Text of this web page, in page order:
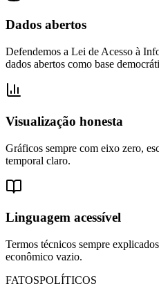
Dados abertos
Defendemos a Lei de Acesso à
dados abertos como base
Visualização honesta
Gráficos sempre com eixo zero,
temporal claro.
Linguagem acessível
Termos técnicos sempre
econômico vazio.
FATOSPOLÍTICOS